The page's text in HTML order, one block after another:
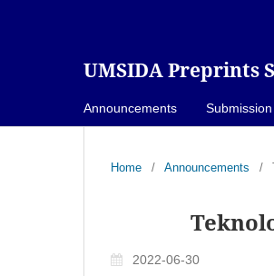
UMSIDA Preprints
Announcements
Home / Announcements /
2022-06-30